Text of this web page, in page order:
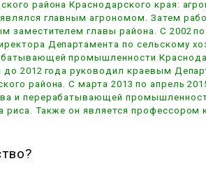
района Краснодарского края:
главным агрономом. Затем
заместителем главы района. С 2002
Департамента по сельскому
промышленности
до 2012 года руководил краевым
района. С марта 2013 по апрель
и перерабатывающей
риса. Также он является